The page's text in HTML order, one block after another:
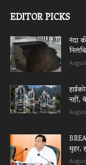
EDITOR PICKS
नंदा
नहीं,
मुहर,